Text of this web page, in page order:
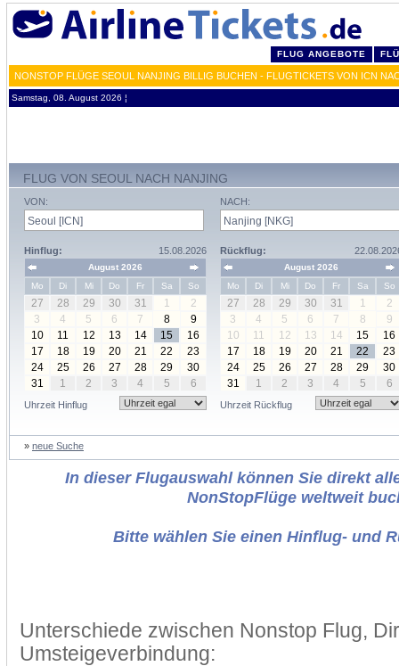
FLUG ANGEBOTE
NONSTOP FLÜGE SEOUL NANJING BILLIG BUCHEN - FLUGTICKETS VON ICN
Samstag, 08. August 2026 ¦
FLUG VON SEOUL NACH NANJING
VON:
Hinflug: 15.08.2026
August 2026
Mo
Di Mi Do Fr Sa So
27 28 29 30 31 1
2
3
4 5 6 7 8
9
10
11 12 13 14 15
16
17
18 19 20 21 22
23
24
25 26 27 28 29
30
31
1 2 3 4 5 6
Uhrzeit Hinflug
NACH:
Rückflug:
August 2026
Mo
Di Mi Do Fr Sa So
27 28 29 30 31 1
2
3
4 5 6 7 8
9
10
11 12 13 14 15
16
17
18 19 20 21 22
23
24
25 26 27 28 29
30
31
1 2 3 4 5 6
Uhrzeit Rückflug
» neue Suche
In dieser Flugauswahl können Sie direkt
NonStopFlüge weltweit
Bitte wählen Sie einen Hinflug- und
Unterschiede zwischen Nonstop Flug,
Umsteigeverbindung: